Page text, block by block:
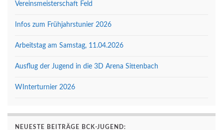
Vereinsmeisterschaft Feld
Infos zum Frühjahrstunier 2026
Arbeitstag am Samstag, 11.04.2026
Ausflug der Jugend in die 3D Arena Sittenbach
WInterturnier 2026
NEUESTE BEITRÄGE BCK-JUGEND: